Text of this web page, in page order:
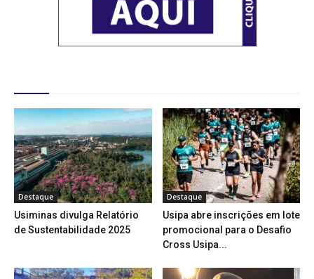
Destaque
Usiminas divulga Relatório
de Sustentabilidade 2025
Destaque
Usipa abre inscrições em lote
promocional para o Desafio
Cross Usipa...